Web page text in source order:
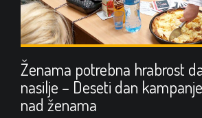
Ženama potrebna hrabrost
nasilje – Deseti dan
nad ženama